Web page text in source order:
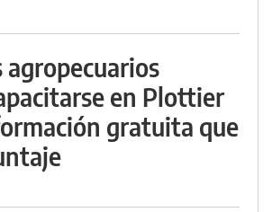
agropecuarios
en Plottier
gratuita que